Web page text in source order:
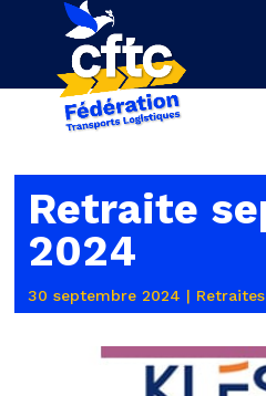
Retraite
2024
30 septembre 2024 | Retraites